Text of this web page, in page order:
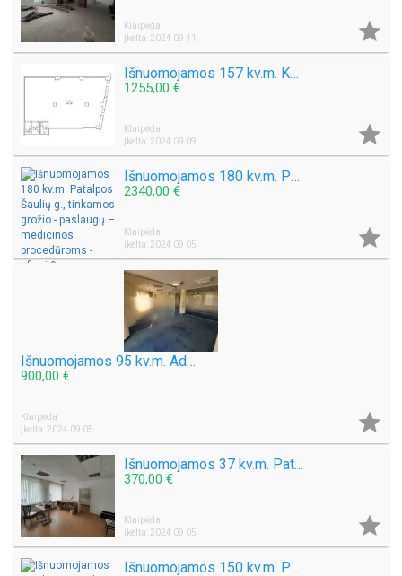
Klaipėda
Įkelta: 2024 09 11

Išnuomojamos 157 kv.m. Kavinės - prekybinės-medicinos-paslaugų patalpos Naujoji Uosto g, centre
1255,00 €
Klaipėda
Įkelta: 2024 09 09

Išnuomojamos 180 kv.m. Patalpos Šaulių g., tinkamos grožio - paslaugų – medicinos procedūroms - ofisui
2340,00 €
Klaipėda
Įkelta: 2024 09 05

Išnuomojamos 95 kv.m. Administracinės patalpos Taikos pr 4A Klaipėdos miesto centre
900,00 €
Klaipėda
Įkelta: 2024 09 05

Išnuomojamos 37 kv.m. Patalpos Šaulių g., tinkamos grožio - paslaugų - procedūroms - ofisui
370,00 €
Klaipėda
Įkelta: 2024 09 05

Išnuomojamos 150 kv.m. Patalpos pilnai įrengtos ir pritaikytos sporto klubo veiklai